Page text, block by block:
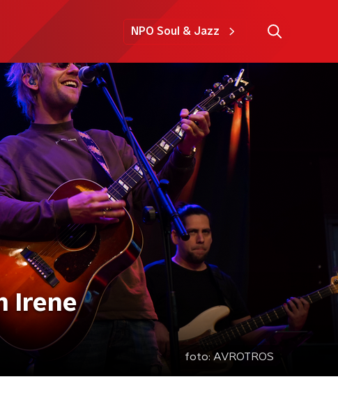
NPO Soul & Jazz
Irene
foto: AVROTROS